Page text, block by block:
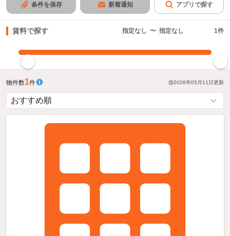
条件を保存 新着通知 アプリで探す
賃料で探す 指定なし 〜 指定なし 1件
物件数1件 2026年05月11日更新